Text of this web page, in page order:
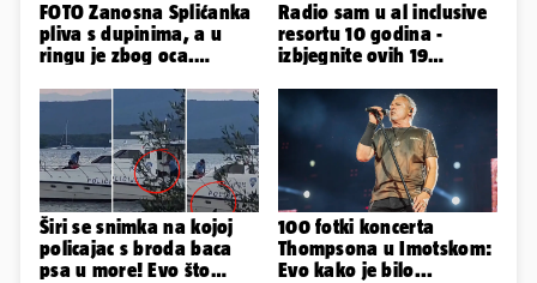
FOTO Zanosna Splićanka
pliva s dupinima, a u
ringu je zbog oca.
Radio sam u al inclusive
resortu 10 godina -
izbjegnite ovih 19
odmor
Širi se snimka na kojoj
policajac s broda baca
psa u more! Evo što
100 fotki koncerta
Thompsona u Imotskom:
Evo kako je bilo...